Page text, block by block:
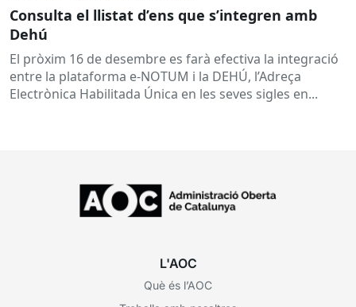
Consulta el llistat d’ens que s’integren amb
Dehú
El pròxim 16 de desembre es farà efectiva la integració
entre la plataforma e-NOTUM i la DEHÚ, l’Adreça
Electrònica Habilitada Única en les seves sigles en...
L'AOC
Què és l’AOC